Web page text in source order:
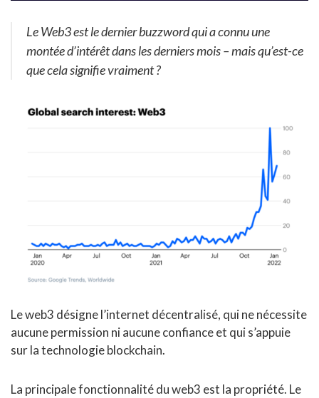
Le Web3 est le dernier buzzword qui a connu une
montée d’intérêt dans les derniers mois – mais qu’est-ce
que cela signifie vraiment ?
Le web3 désigne l’internet décentralisé, qui ne nécessite
aucune permission ni aucune confiance et qui s’appuie
sur la technologie blockchain.
La principale fonctionnalité du web3 est la propriété. Le